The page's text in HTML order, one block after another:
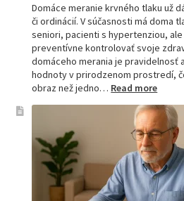
Domáce meranie krvného tlaku už
či ordinácií. V súčasnosti má doma
seniori, pacienti s hypertenziou,
preventívne kontrolovať svoje
domáceho merania je pravidelnosť
hodnoty v prirodzenom prostredí,
obraz než jedno… Read more:
M2,
M3,
M6
a
M7